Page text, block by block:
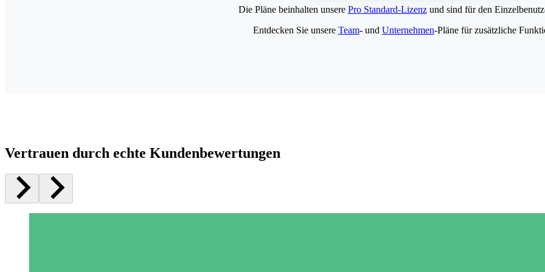
Die Pläne beinhalten unsere Pro Standard-Lizenzund sind für den
Entdecken Sie unsere Team- und Unternehmen-Pläne für zusätzliche
Vertrauen durch echte Kundenbewertungen